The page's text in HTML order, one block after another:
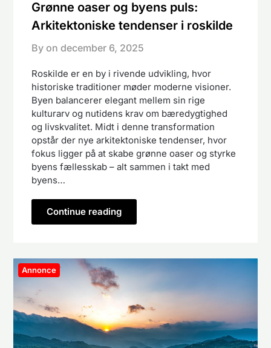
Grønne oaser og byens puls:
Arkitektoniske tendenser i roskilde
By on december 6, 2025
Roskilde er en by i rivende udvikling, hvor
historiske traditioner møder moderne visioner.
Byen balancerer elegant mellem sin rige
kulturarv og nutidens krav om bæredygtighed
og livskvalitet. Midt i denne transformation
opstår der nye arkitektoniske tendenser, hvor
fokus ligger på at skabe grønne oaser og styrke
byens fællesskab – alt sammen i takt med
byens…
Continue reading
Annonce